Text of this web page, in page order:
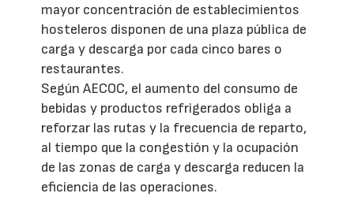
mayor concentración de establecimientos
hosteleros disponen de una plaza pública de
carga y descarga por cada cinco bares o
restaurantes.
Según AECOC, el aumento del consumo de
bebidas y productos refrigerados obliga a
reforzar las rutas y la frecuencia de reparto,
al tiempo que la congestión y la ocupación
de las zonas de carga y descarga reducen la
eficiencia de las operaciones.